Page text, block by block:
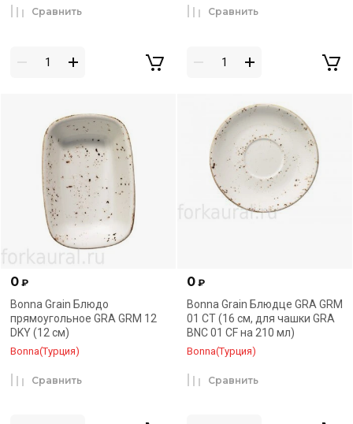
Сравнить Сравнить
0 ₽
Bonna Grain Блюдо
прямоугольное GRA GRM 12
DKY (12 см)
Bonna(Турция)
Сравнить
0 ₽
Bonna Grain Блюдце GRA GRM
01 CT (16 см, для чашки GRA
BNC 01 CF на 210 мл)
Bonna(Турция)
Сравнить